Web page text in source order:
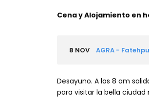
Cena y Alojamiento en
8 NOV AGRA -
Desayuno. A las 8 am
para visitar la bella ciudad